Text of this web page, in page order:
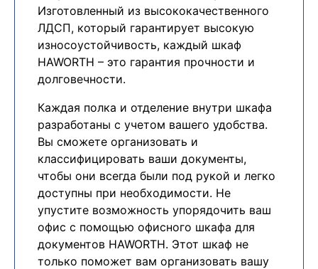
Изготовленный из высококачественного
ЛДСП, который гарантирует высокую
износоустойчивость, каждый шкаф
HAWORTH – это гарантия прочности и
долговечности.
Каждая полка и отделение внутри шкафа
разработаны с учетом вашего удобства.
Вы сможете организовать и
классифицировать ваши документы,
чтобы они всегда были под рукой и легко
доступны при необходимости. Не
упустите возможность упорядочить ваш
офис с помощью офисного шкафа для
документов HAWORTH. Этот шкаф не
только поможет вам организовать вашу